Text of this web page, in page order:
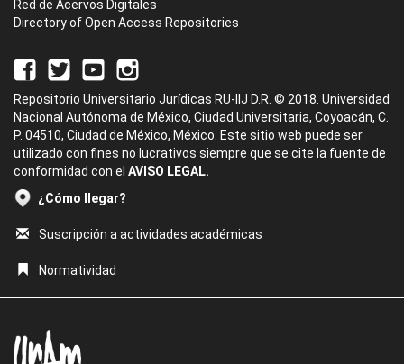
Red de Acervos Digitales
Directory of Open Access Repositories
Repositorio Universitario Jurídicas RU-IIJ D.R. © 2018. Universidad
Nacional Autónoma de México, Ciudad Universitaria, Coyoacán, C.
P. 04510, Ciudad de México, México. Este sitio web puede ser
utilizado con fines no lucrativos siempre que se cite la fuente de
conformidad con el AVISO LEGAL.
¿Cómo llegar?
Suscripción a actividades académicas
Normatividad